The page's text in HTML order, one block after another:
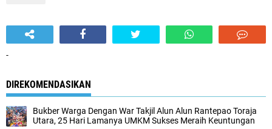
-
DIREKOMENDASIKAN
Bukber Warga Dengan War Takjil Alun Alun Rantepao Toraja
Utara, 25 Hari Lamanya UMKM Sukses Meraih Keuntungan